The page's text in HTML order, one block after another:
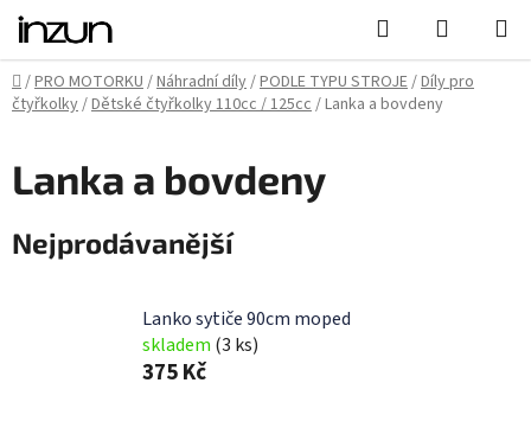
Přejít
obsah
Hledat
KOŠÍK
Domů
/PRO MOTORKU/Náhradní díly/PODLE TYPU STROJE/Díly pro
čtyřkolky/Dětské čtyřkolky 110cc / 125cc/Lanka a bovdeny
Lanka a bovdeny
Nejprodávanější
Lanko sytiče 90cm moped
skladem (3 ks)
375 Kč